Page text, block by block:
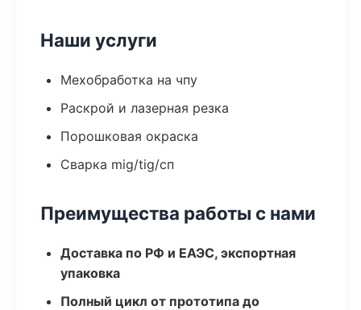
Наши услуги
Мехобработка на чпу
Раскрой и лазерная резка
Порошковая окраска
Сварка mig/tig/сп
Преимущества работы с нами
Доставка по РФ и ЕАЭС, экспортная
упаковка
Полный цикл от прототипа до